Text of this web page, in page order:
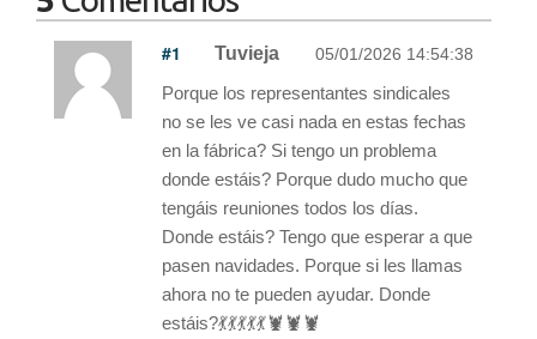
#1 Tuvieja 05/01/2026 14:54:38
Porque los representantes sindicales
no se les ve casi nada en estas fechas
en la fábrica? Si tengo un problema
donde estáis? Porque dudo mucho que
tengáis reuniones todos los días.
Donde estáis? Tengo que esperar a que
pasen navidades. Porque si les llamas
ahora no te pueden ayudar. Donde
estáis?💃💃💃💃💃🦞🦞🦞